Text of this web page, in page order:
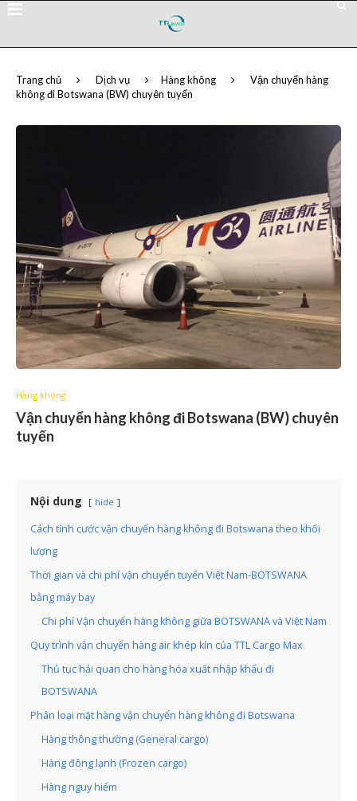
Trang chủ Dịch vụ Hàng không
Vận chuyển hàng
không đi Botswana (BW) chuyên tuyến
Hàng không
Vận chuyển hàng không đi Botswana (BW) chuyên
tuyến
Nội dung hide
Cách tính cước vận chuyển hàng không đi Botswana theo khối
lượng
Thời gian và chi phí vận chuyển tuyến Việt Nam-BOTSWANA
bằng máy bay
Chi phí Vận chuyển hàng không giữa BOTSWANA và Việt Nam
Quy trình vận chuyển hàng air khép kín của TTL Cargo Max
Thủ tục hải quan cho hàng hóa xuất nhập khẩu đi
BOTSWANA
Phân loại mặt hàng vận chuyển hàng không đi Botswana
Hàng thông thường (General cargo)
Hàng đông lạnh (Frozen cargo)
Hàng nguy hiểm